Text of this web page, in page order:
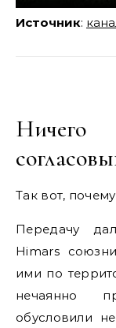
Источник:
Так вот,
Передачу
Himars
ими по
нечаянно
обусловили